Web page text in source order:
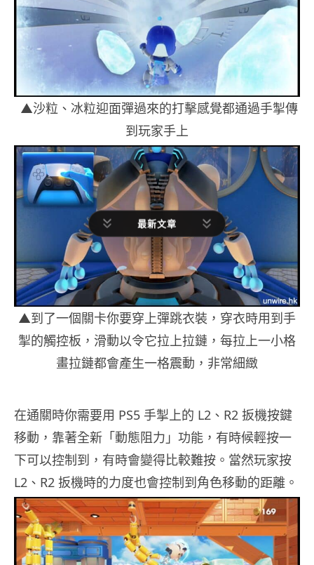
▲沙粒、冰粒迎面彈過來的打擊感覺都通過手掣傳
到玩家手上
▲到了一個關卡你要穿上彈跳衣裝，穿衣時用到手
掣的觸控板，滑動以令它拉上拉鏈，每拉上一小格
畫拉鏈都會產生一格震動，非常細緻
在通關時你需要用 PS5 手掣上的 L2、R2 扳機按鍵
移動，靠著全新「動態阻力」功能，有時候輕按一
下可以控制到，有時會變得比較難按。當然玩家按
L2、R2 扳機時的力度也會控制到角色移動的距離。
最新文章